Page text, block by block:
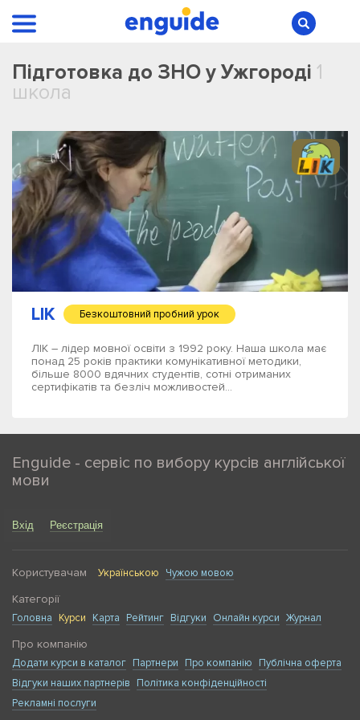
Підготовка до ЗНО у Ужгороді 1
школа
LIK Безкоштовний пробний урок
ЛІК – лідер мовної освіти з 1992 року. Наша школа має
понад 25 років практики комунікативної методики,
більше 8000 вдячних студентів, сотні отриманих
сертифікатів та безліч можливостей...
Enguide - сервіс по вибору курсів англійської
мови
Вхід Реєстрація
Користувачам Українською Чужою мовою
Категорії
Головна Курси Карта Рейтинг Відгуки Онлайн курси Журнал
Про компанію
Додати курси в каталог Партнери Про компанію
Публічна оферта
Відгуки наших партнерів
Політика конфіденційності
Рекламні послуги